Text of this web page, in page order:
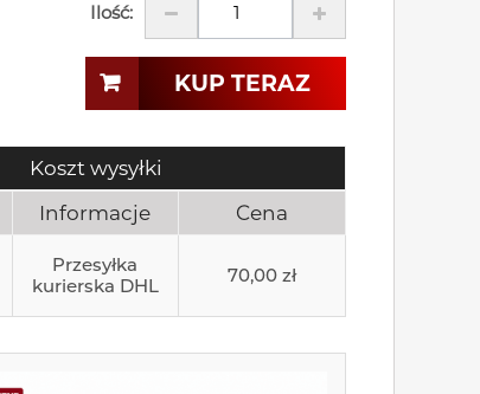
Ilość:
KUP TERAZ
Koszt wysyłki
Informacje Cena
Przesyłka
kurierska DHL
70,00 zł